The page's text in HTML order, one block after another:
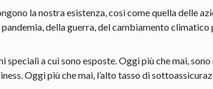
la nostra esistenza, così come quella delle
della guerra, del cambiamento climatico
a cui sono esposte. Oggi più che mai, sono
Oggi più che mai, l’alto tasso di